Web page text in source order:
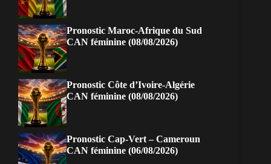
Pronostic Maroc-Afrique du Sud
CAN féminine (08/08/2026)
Pronostic Côte d’Ivoire-Algérie
CAN féminine (08/08/2026)
Pronostic Cap-Vert – Cameroun
CAN féminine (06/08/2026)